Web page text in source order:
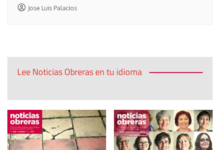
Jose Luis Palacios
Lee Noticias Obreras en tu idioma